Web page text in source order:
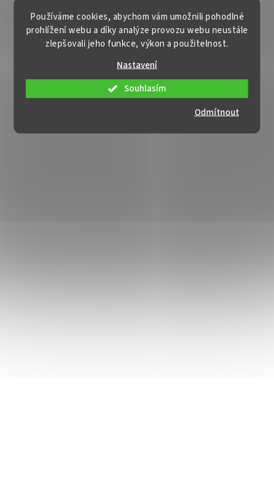
Používáme cookies, abychom vám umožnili pohodlné
prohlížení webu a díky analýze provozu webu neustále
zlepšovali jeho funkce, výkon a použitelnost.
Nastavení
Odmítnout
Souhlasím